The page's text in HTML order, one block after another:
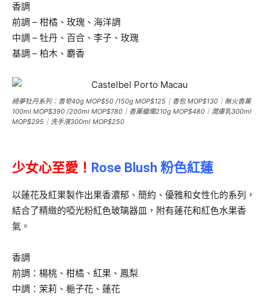
香調
前調 – 柑橘、玫瑰、海洋調
中調 – 牡丹、百合、李子、玫瑰
基調 – 柏木、麝香
綺夢牡丹系列：香皂40g MOP$50 /150g MOP$125｜香包 MOP$130｜無火香薰
100ml MOP$390 /200ml MOP$780｜香薰蠟燭210g MOP$480｜潤膚乳300ml
MOP$295｜洗手液300ml MOP$250
少女心至愛！ Rose Blush 粉色紅蓮
以蓮花及紅果製作出果香濃郁、簡約、優雅和女性化的系列，
結合了精緻的啞光粉紅色玻璃器皿，附有蓮花和紅色水果香
氣。
香調
前調：楊桃、柑橘、紅果、鳳梨
中調：茉莉、梔子花、蓮花